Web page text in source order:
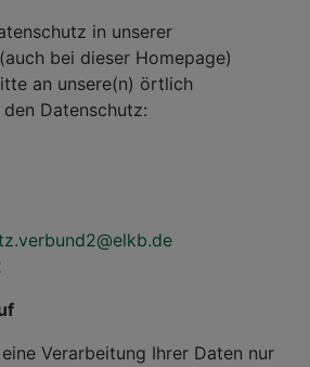
in unserer
bei dieser Homepage)
an unsere(n) örtlich
Datenschutz:
Verarbeitung Ihrer Daten nur